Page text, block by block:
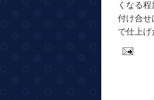
くなる
付け合せ
で仕上げ